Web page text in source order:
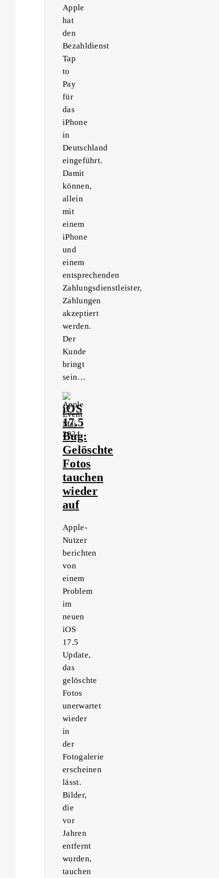
Apple
hat
den
Bezahldienst
Tap
to
Pay
für
das
iPhone
in
Deutschland
eingeführt.
Damit
können,
allein
mit
einem
iPhone
und
einem
entsprechenden
Zahlungsdienstleister,
Zahlungen
akzeptiert
werden.
Der
Kunde
bringt
sein…
iOS
17.5
Bug:
Gelöschte
Fotos
tauchen
wieder
auf
Apple-
Nutzer
berichten
von
einem
Problem
im
neuen
iOS
17.5
Update,
das
gelöschte
Fotos
unerwartet
wieder
in
der
Fotogalerie
erscheinen
lässt.
Bilder,
die
vor
Jahren
entfernt
wurden,
tauchen